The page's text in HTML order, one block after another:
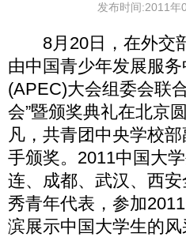
发布时间:2011年
8月20日，在外交部
由中国青少年发展服
(APEC)大会组委会联
会”暨颁奖典礼在北京
凡，共青团中央学校
手颁奖。2011中国大
连、成都、武汉、西
秀青年代表，参加
滨展示中国大学生的